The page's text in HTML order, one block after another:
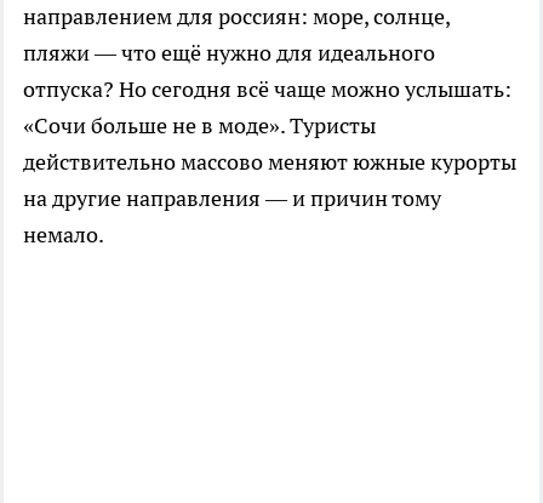
направлением для россиян: море, солнце,
пляжи — что ещё нужно для идеального
отпуска? Но сегодня всё чаще можно услышать:
«Сочи больше не в моде». Туристы
действительно массово меняют южные курорты
на другие направления — и причин тому
немало.